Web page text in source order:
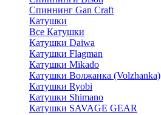
Спиннинг Gan Craft
Катушки
Все Катушки
Катушки Daiwa
Катушки Flagman
Катушки Mikado
Катушки Волжанка (Volzhanka)
Катушки Ryobi
Катушки Shimano
Катушки SAVAGE GEAR